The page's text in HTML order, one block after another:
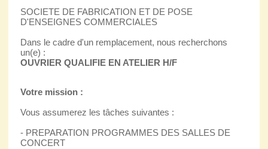
SOCIETE DE FABRICATION ET DE POSE
D'ENSEIGNES COMMERCIALES
Dans le cadre d'un remplacement, nous recherchons
un(e) :
OUVRIER QUALIFIE EN ATELIER H/F
Votre mission :
Vous assumerez les tâches suivantes :
- PREPARATION PROGRAMMES DES SALLES DE
CONCERT